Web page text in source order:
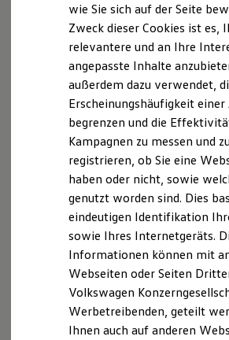
Fahrerassistenz- und
Kontrollleuchten
Kurzfahrprofile und
XTL-Dieselkraftstoff
Ersatzteile und
Original Zubehör und
myVolkswagen
myVolkswagen Business
Elektrisch & Autonom
Elektro - & Hybridfahrzeuge
Unser Ansatz
Klimafreundlicher Strom
Reichweite & Ladelösungen
Reichweitensimulator
Ladezeitensimulator
Ladelösungen für
Ladelösungen für
Wallbox und Ladekabel
Förderung & Kosten der
Fördermöglichkeiten für
Fördermöglichkeiten für
babel-helper-
plugin-utils
7.20.2
babel-helper-
member-
expression-to-
functions
7.21.0
babel-helper-
module-transforms
7.21.0
wie Sie sich auf der Seite
Zweck dieser Cookies ist es,
relevantere und an Ihre
angepasste Inhalte
außerdem dazu verwendet,
Erscheinungshäufigkeit einer
begrenzen und die
Kampagnen zu messen und
registrieren, ob Sie eine
haben oder nicht, sowie
genutzt worden sind. Dies
eindeutigen Identifikation
sowie Ihres Internetgeräts.
Informationen können mit
Webseiten oder Seiten
Volkswagen
Werbetreibenden, geteilt
Ihnen auch auf anderen